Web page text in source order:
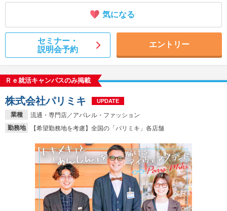
気になる
セミナー・
説明会予約
エントリー
Ｒｅ就活キャンパスのみ掲載
業種
流通・専門店／アパレル・ファッション
勤務地
【希望勤務地を考慮】全国の「パリミキ」各店舗
株式会社パリミキ UPDATE